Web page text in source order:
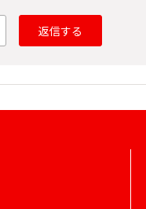
返信する